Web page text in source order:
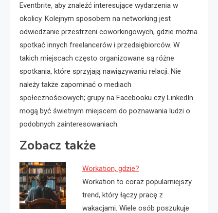
Eventbrite, aby znaleźć interesujące wydarzenia w
okolicy. Kolejnym sposobem na networking jest
odwiedzanie przestrzeni coworkingowych, gdzie można
spotkać innych freelancerów i przedsiębiorców. W
takich miejscach często organizowane są różne
spotkania, które sprzyjają nawiązywaniu relacji. Nie
należy także zapominać o mediach
społecznościowych; grupy na Facebooku czy LinkedIn
mogą być świetnym miejscem do poznawania ludzi o
podobnych zainteresowaniach.
Zobacz także
Workation, gdzie?
Workation to coraz popularniejszy
trend, który łączy pracę z
wakacjami. Wiele osób poszukuje